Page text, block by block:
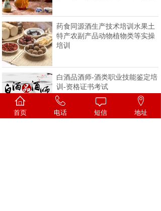
药食同源酒生产技术培训水果土
特产农副产品动物植物类等实操
培训
白酒品酒师-酒类职业技能鉴定培
训-资格证书考试
首页 电话 短信 地址